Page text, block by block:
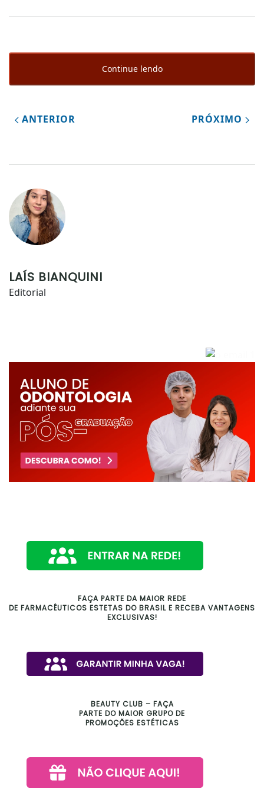
Continue lendo
ANTERIOR PRÓXIMO
LAÍS BIANQUINI
Editorial
FAÇA PARTE DA MAIOR REDE
DE FARMACÊUTICOS ESTETAS DO BRASIL E RECEBA VANTAGENS
EXCLUSIVAS!
BEAUTY CLUB – FAÇA
PARTE DO MAIOR GRUPO DE
PROMOÇÕES ESTÉTICAS